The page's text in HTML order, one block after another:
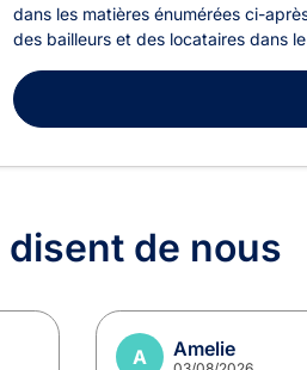
dans les matières énumérées ci-
des bailleurs et des locataires dans
disent de nous
A Amelie